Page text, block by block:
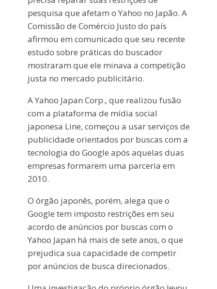
pesquisa que afetam o Yahoo no Japão. A
Comissão de Comércio Justo do país
afirmou em comunicado que seu recente
estudo sobre práticas do buscador
mostraram que ele minava a competição
justa no mercado publicitário.
A Yahoo Japan Corp., que realizou fusão
com a plataforma de mídia social
japonesa Line, começou a usar serviços de
publicidade orientados por buscas com a
tecnologia do Google após aquelas duas
empresas formarem uma parceria em
2010.
O órgão japonês, porém, alega que o
Google tem imposto restrições em seu
acordo de anúncios por buscas com o
Yahoo Japan há mais de sete anos, o que
prejudica sua capacidade de competir
por anúncios de busca direcionados.